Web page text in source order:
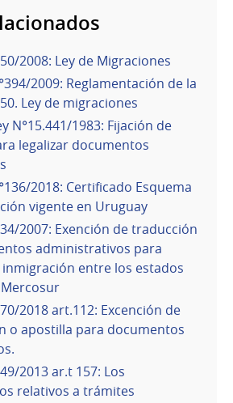
2008: Ley de Migraciones
2009: Reglamentación de la
Ley de migraciones
N°15.441/1983: Fijación de
legalizar documentos
2018: Certificado Esquema
vigente en Uruguay
2007: Exención de traducción
administrativos para
entre los estados
2018 art.112: Excención de
o apostilla para documentos
2013 ar.t 157: Los
relativos a trámites